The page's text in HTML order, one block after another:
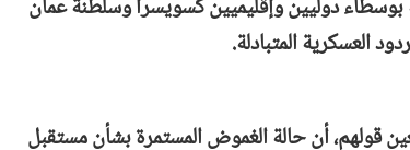
بوسطاء دوليين وإقليميين كسويسرا وسلطنة عمان
العسكرية المتبادلة.
قولهم، أن حالة الغموض المستمرة بشأن مستقبل